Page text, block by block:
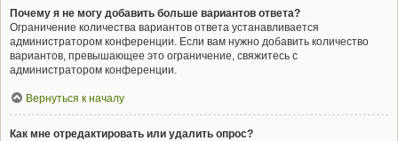
Почему я не могу добавить больше вариантов ответа?
Ограничение количества вариантов ответа устанавливается
администратором конференции. Если вам нужно добавить количество
вариантов, превышающее это ограничение, свяжитесь с
администратором конференции.
Вернуться к началу
Как мне отредактировать или удалить опрос?